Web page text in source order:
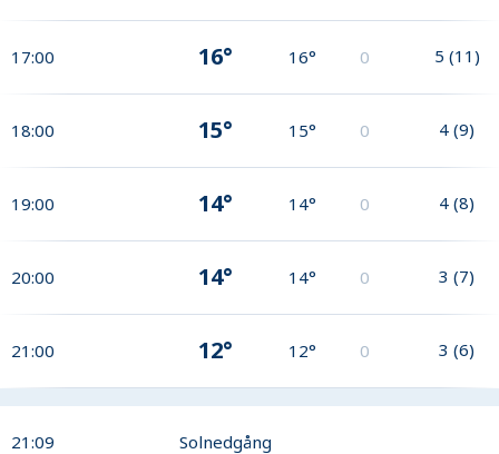
17:00 16° 16° 0 5 (11)
18:00 15° 15° 0 4 (9)
19:00 14° 14° 0 4 (8)
20:00 14° 14° 0 3 (7)
21:00 12° 12° 0 3 (6)
21:09 Solnedgång